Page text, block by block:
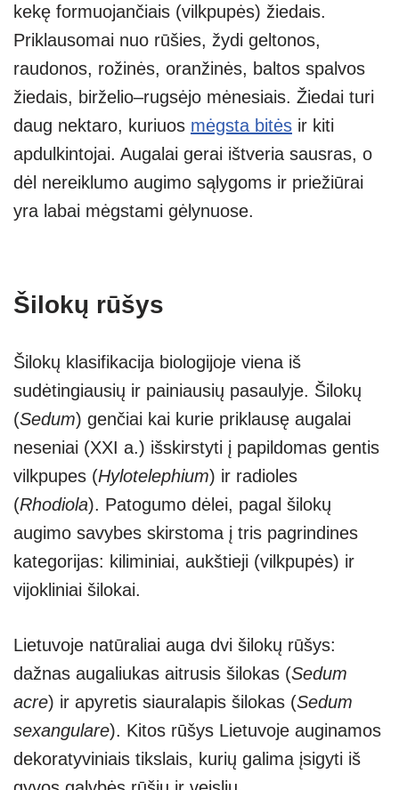
kekę formuojančiais (vilkpupės) žiedais.
Priklausomai nuo rūšies, žydi geltonos,
raudonos, rožinės, oranžinės, baltos spalvos
žiedais, birželio–rugsėjo mėnesiais. Žiedai turi
daug nektaro, kuriuos mėgsta bitės ir kiti
apdulkintojai. Augalai gerai ištveria sausras, o
dėl nereiklumo augimo sąlygoms ir priežiūrai
yra labai mėgstami gėlynuose.
Šilokų rūšys
Šilokų klasifikacija biologijoje viena iš
sudėtingiausių ir painiausių pasaulyje. Šilokų
(Sedum) genčiai kai kurie priklausę augalai
neseniai (XXI a.) išskirstyti į papildomas gentis
vilkpupes (Hylotelephium) ir radioles
(Rhodiola). Patogumo dėlei, pagal šilokų
augimo savybes skirstoma į tris pagrindines
kategorijas: kiliminiai, aukštieji (vilkpupės) ir
vijokliniai šilokai.
Lietuvoje natūraliai auga dvi šilokų rūšys:
dažnas augaliukas aitrusis šilokas (Sedum
acre) ir apyretis siauralapis šilokas (Sedum
sexangulare). Kitos rūšys Lietuvoje auginamos
dekoratyviniais tikslais, kurių galima įsigyti iš